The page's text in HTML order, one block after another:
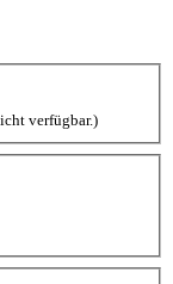
verfügbar.)